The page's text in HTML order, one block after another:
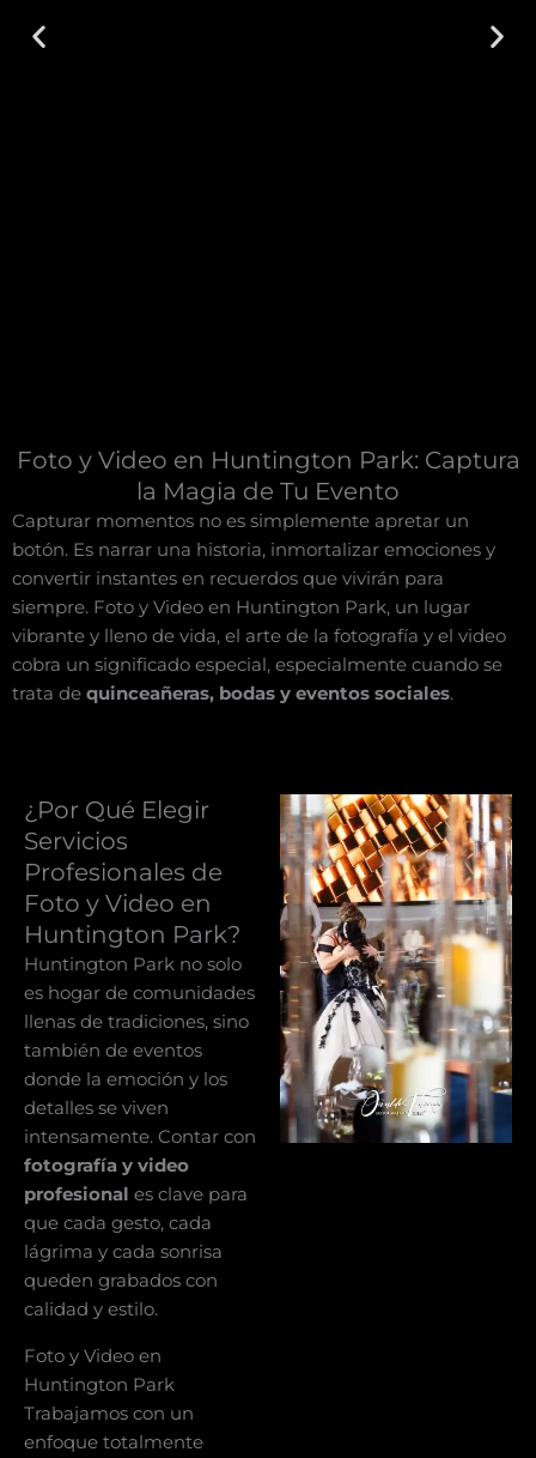
Foto y Video en Huntington Park: Captura
la Magia de Tu Evento
Capturar momentos no es simplemente apretar un
botón. Es narrar una historia, inmortalizar emociones y
convertir instantes en recuerdos que vivirán para
siempre. Foto y Video en Huntington Park, un lugar
vibrante y lleno de vida, el arte de la fotografía y el video
cobra un significado especial, especialmente cuando se
trata de quinceañeras, bodas y eventos sociales.
¿Por Qué Elegir
Servicios
Profesionales de
Foto y Video en
Huntington Park?
Huntington Park no solo
es hogar de comunidades
llenas de tradiciones, sino
también de eventos
donde la emoción y los
detalles se viven
intensamente. Contar con
fotografía y video
profesional es clave para
que cada gesto, cada
lágrima y cada sonrisa
queden grabados con
calidad y estilo.
Foto y Video en
Huntington Park
Trabajamos con un
enfoque totalmente